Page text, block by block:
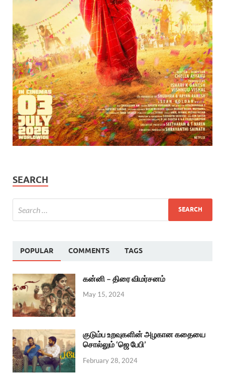
SEARCH
POPULAR COMMENTS TAGS
கன்னி – திரை விமர்சனம்
May 15, 2024
குடும்ப உறவுகளின் அழகான கதையை
சொல்லும் ‘ஜெ பேபி’
February 28, 2024